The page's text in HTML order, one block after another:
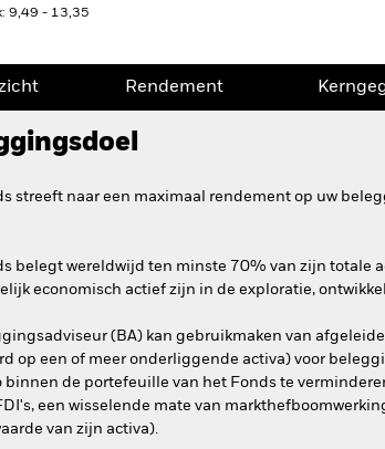
9,49 - 13,35
Rendement
streeft naar een maximaal rendement op uw
belegt wereldwijd ten minste 70% van zijn totale
economisch actief zijn in de exploratie,
(BA) kan gebruikmaken van
op een of meer onderliggende activa) voor
binnen de portefeuille van het Fonds te
een wisselende mate van
van zijn activa).